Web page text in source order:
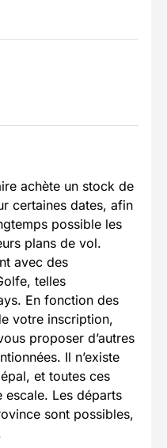
achète un stock de
certaines dates, afin
possible les
plans de vol.
avec des
telles
En fonction des
votre inscription,
proposer d’autres
Il n’existe
et toutes ces
escale. Les départs
sont possibles,